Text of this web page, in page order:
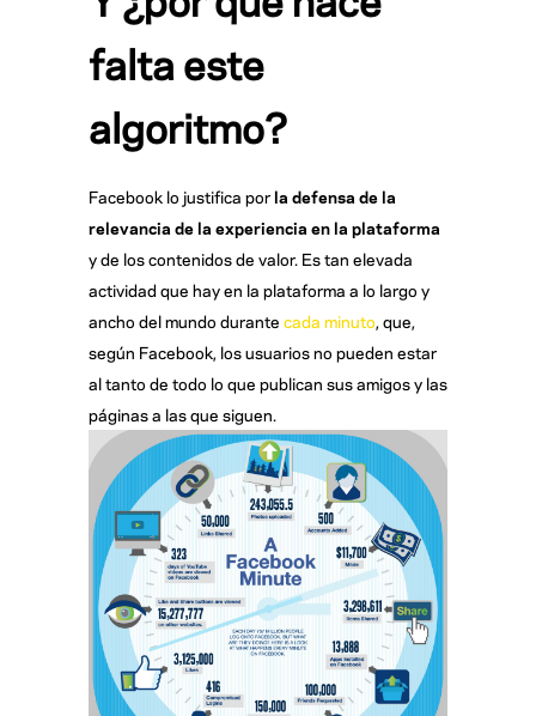
falta este
algoritmo?
Facebook lo justifica por la defensa de la
relevancia de la experiencia en la plataforma
y de los contenidos de valor. Es tan elevada
actividad que hay en la plataforma a lo largo y
ancho del mundo durante cada minuto, que,
según Facebook, los usuarios no pueden estar
al tanto de todo lo que publican sus amigos y las
páginas a las que siguen.